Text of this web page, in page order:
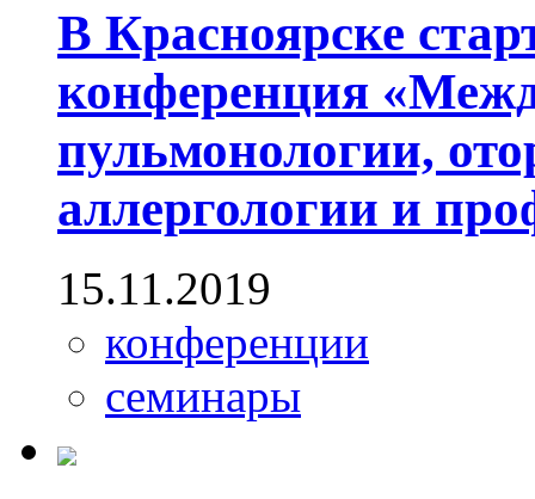
В Красноярске
конференция
пульмонологии,
аллергологии и
15.11.2019
конференции
семинары